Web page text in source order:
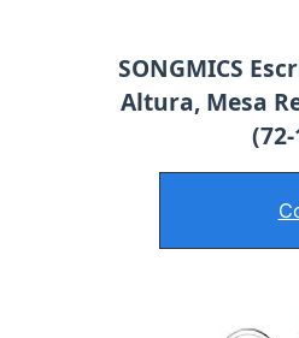
SONGMICS
Altura, Mesa